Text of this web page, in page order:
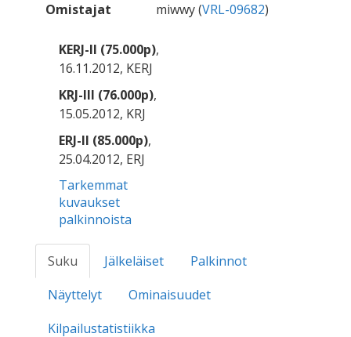
Omistajat
miwwy (VRL-09682)
KERJ-II (75.000p),
16.11.2012, KERJ
KRJ-III (76.000p),
15.05.2012, KRJ
ERJ-II (85.000p),
25.04.2012, ERJ
Tarkemmat
kuvaukset
palkinnoista
Suku Jälkeläiset
Palkinnot
Näyttelyt
Ominaisuudet
Kilpailustatistiikka